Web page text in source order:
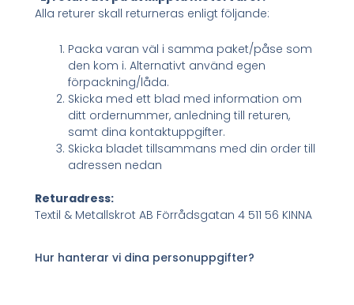
Alla returer skall returneras enligt följande:
Packa varan väl i samma paket/påse som
den kom i. Alternativt använd egen
förpackning/låda.
Skicka med ett blad med information om
ditt ordernummer, anledning till returen,
samt dina kontaktuppgifter.
Skicka bladet tillsammans med din order till
adressen nedan
Returadress:
Textil & Metallskrot AB Förrådsgatan 4 511 56 KINNA
Hur hanterar vi dina personuppgifter?